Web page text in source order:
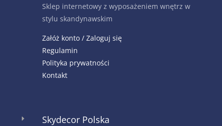
Sklep internetowy z wyposażeniem wnętrz w
stylu skandynawskim
Załóż konto / Zaloguj się
Regulamin
Polityka prywatności
Kontakt
E Skydecor Polska